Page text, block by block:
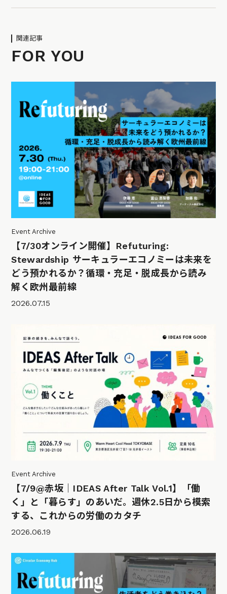
関連記事
FOR YOU
Event Archive
【7/30オンライン開催】Refuturing:
Stewardship サーキュラーエコノミーは未来を
どう預かれるか？循環・充足・脱成長から読み
解く欧州最前線
2026.07.15
Event Archive
【7/9@赤坂｜IDEAS After Talk Vol.1】「働
く」と「暮らす」のあいだ。週休2.5日から模索
する、これからの労働のカタチ
2026.06.19